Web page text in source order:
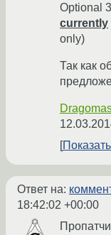
Optional
currently
only)
Так как
Ответ на:
18:42:02 +00:00